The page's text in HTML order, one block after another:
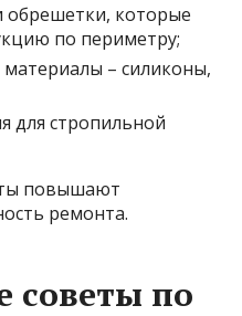
обрешетки, которые
по периметру;
– силиконы,
для стропильной
повышают
ремонта.
советы по